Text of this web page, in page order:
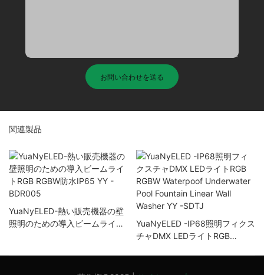
お問い合わせを送る
関連製品
YuaNyELED-熱い販売機器の壁
照明のための導入ビームライト
YuaNyELED -IP68照明フィクス
チャDMX LEDライトRGB
Washer YY -SDTJ